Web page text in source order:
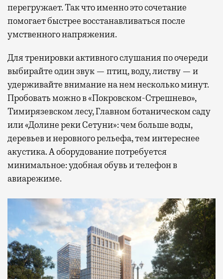
перегружает. Так что именно это сочетание
помогает быстрее восстанавливаться после
умственного напряжения.
Для тренировки активного слушания по очереди
выбирайте один звук — птиц, воду, листву — и
удерживайте внимание на нем несколько минут.
Пробовать можно в «Покровском-Стрешнево»,
Тимирязевском лесу, Главном ботаническом саду
или «Долине реки Сетуни»: чем больше воды,
деревьев и неровного рельефа, тем интереснее
акустика. А оборудование потребуется
минимальное: удобная обувь и телефон в
авиарежиме.